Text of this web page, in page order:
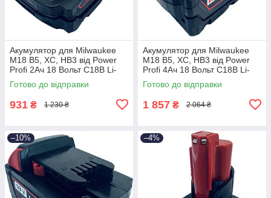
Акумулятор для Milwaukee
M18 B5, XC, HB3 від Power
Profi 2Ач 18 Вольт C18B Li-
ion, 2
Готово до відправки
931 ₴ 1 230 ₴
Акумулятор для Milwaukee
M18 B5, XC, HB3 від Power
Profi 4Ач 18 Вольт C18B Li-
ion, 4
Готово до відправки
1 857 ₴ 2 064 ₴
–10% –4%